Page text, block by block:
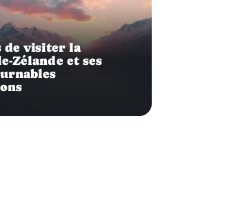
de visiter la
Zélande et ses